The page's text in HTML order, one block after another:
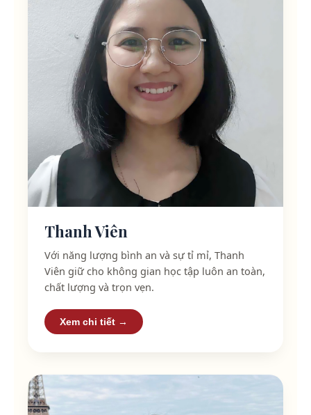
Thanh Viên
Với năng lượng bình an và sự tỉ mỉ, Thanh
Viên giữ cho không gian học tập luôn an toàn,
chất lượng và trọn vẹn.
Xem chi tiết →